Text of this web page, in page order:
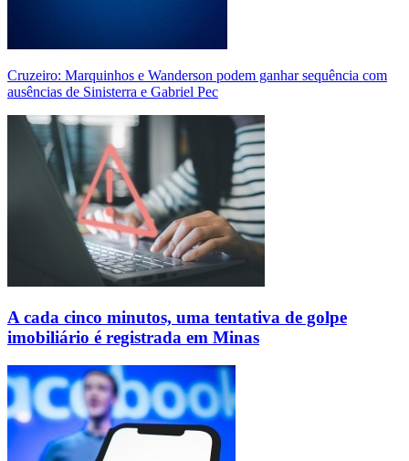
Cruzeiro: Marquinhos e Wanderson podem ganhar sequência com
ausências de Sinisterra e Gabriel Pec
A cada cinco minutos, uma tentativa de golpe
imobiliário é registrada em Minas